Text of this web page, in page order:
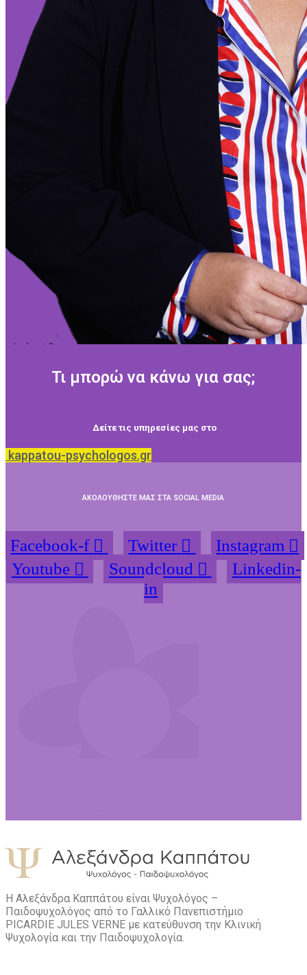
Τι μπορώ να κάνω για σας;
Δείτε τις υπηρεσίες μας στο
kappatou-psychologos.gr
ΑΚΟΛΟΥΘΗΣΤΕ ΜΑΣ ΣΤΑ SOCIAL MEDIA
Facebook-f Twitter
Instagram
Youtube
Soundcloud
Linkedin-
in
Η Αλεξάνδρα Καππάτου είναι Ψυχολόγος –
Παιδοψυχολόγος από το Γαλλικό Πανεπιστήμιο
PICARDIE JULES VERNE με κατεύθυνση την Kλινική
Ψυχολογία και την Παιδοψυχολογία.